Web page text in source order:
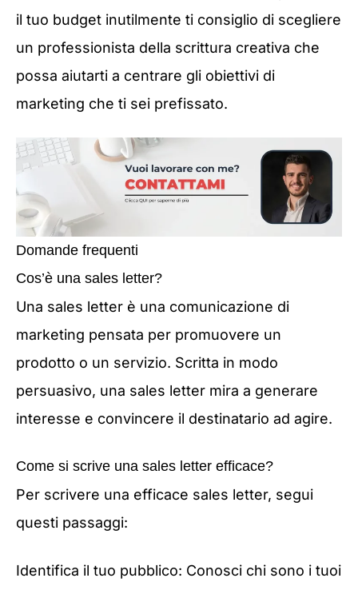
il tuo budget inutilmente ti consiglio di scegliere
un professionista della scrittura creativa che
possa aiutarti a centrare gli obiettivi di
marketing che ti sei prefissato.
Domande frequenti
Cos’è una sales letter?
Una sales letter è una comunicazione di
marketing pensata per promuovere un
prodotto o un servizio. Scritta in modo
persuasivo, una sales letter mira a generare
interesse e convincere il destinatario ad agire.
Come si scrive una sales letter efficace?
Per scrivere una efficace sales letter, segui
questi passaggi:
Identifica il tuo pubblico: Conosci chi sono i tuoi